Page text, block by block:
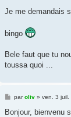
s
e
Je me demandais
bingo
Bele faut que tu
toussa quoi ...
M
s
paroliv» ven. 3 juil.
Bonjour, bienvenu